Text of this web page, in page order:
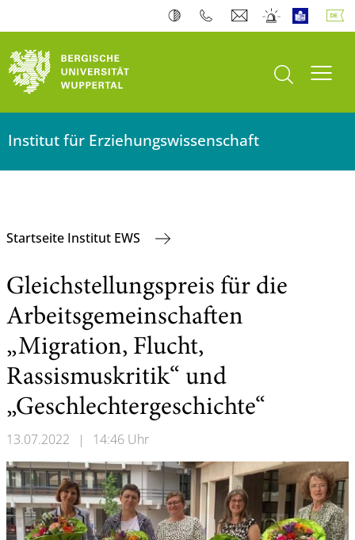
Suche öffnen
Institut für Erziehungswissenschaft
Startseite Institut EWS
Gleichstellungspreis für die
Arbeitsgemeinschaften
„Migration, Flucht,
Rassismuskritik“ und
„Geschlechtergeschichte“
13.07.2022 | 14:46 Uhr